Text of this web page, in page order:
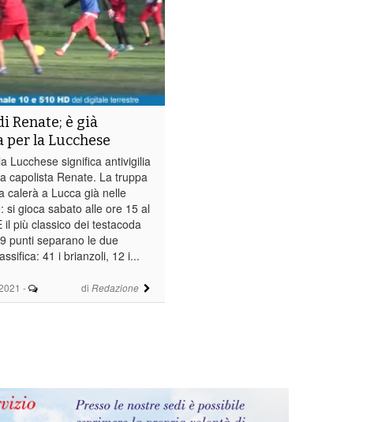
- di Redazione
Renate; è già
la Lucchese
Lucchese significa antivigilia
capolista Renate. La truppa
calerà a Lucca già nelle
si gioca sabato alle ore 15 al
il più classico dei testacoda
punti separano le due
41 i brianzoli, 12 i...